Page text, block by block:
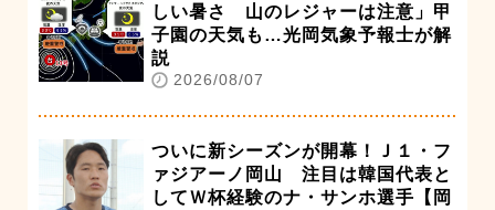
しい暑さ 山のレジャーは注意」甲
子園の天気も…光岡気象予報士が解
説
2026/08/07
ついに新シーズンが開幕！Ｊ１・フ
ァジアーノ岡山 注目は韓国代表と
してＷ杯経験のナ・サンホ選手【岡